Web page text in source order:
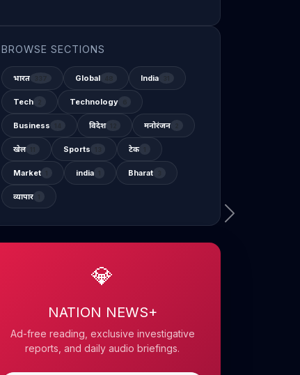
BROWSE SECTIONS
भारत Global India
Tech Technology
Business विदेश मनोरंजन
खेल Sports टेक
Market india Bharat
व्यापार
💎
NATION NEWS+
Ad-free reading, exclusive investigative
reports, and daily audio briefings.